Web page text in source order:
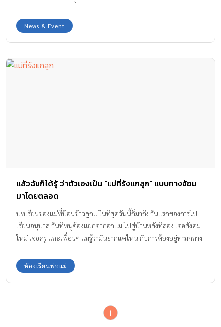
News & Event
แล้วฉันก็ได้รู้ ว่าตัวเองเป็น “แม่ที่รังแกลูก” แบบทางอ้อม
มาโดยตลอด
บทเรียนของแม่ที่ป้อนข้าวลูก!! ในที่สุดวันนี้ก็มาถึง วันแรกของการไป
เรียนอนุบาล วันที่หนูต้องแยกจากอกแม่ ไปสู่บ้านหลังที่สอง เจอสังคม
ใหม่ เจอครู และเพื่อนๆ แม่รู้ว่ามันยากแค่ไหน กับการต้องอยู่ท่ามกลาง
หมดทุกอย่าง หนูต้องปรับตัว ปรับใจอย่างมาก.. วันแรกในรั้วโรงเรียน
คุณครูรับตัวหนูเข้าไปในห้อง และขอความร่วมมือให้พ่อแม่ ออกมารอ
แปลกหน้าทำไม??? หนูร้องไห้ดังมากเท่าไหร่ ใจแม่ร้องไห้มากเท่านั้น
ห้องเรียนพ่อแม่
1